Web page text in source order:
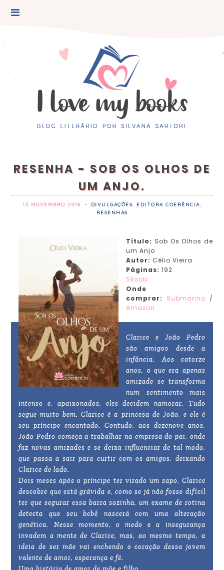
RESENHA - SOB OS OLHOS DE
UM ANJO.
15 NOVEMBRO 2018 • DIVULGAÇÕES, EDITORA COERÊNCIA,
RESENHAS
Título: Sob Os Olhos de
um Anjo
Autor: Célio Vieira
Páginas:192
Skoob
Onde
comprar:
Submarino /
Amazon
Clarice e João Pedro
são amigos desde a
infância. Aos catorze
anos, o que era apenas
amizade se transforma
num sentimento mais
intenso e, apaixonados, eles decidem namorar. Tudo
segue muito bem. Clarice é a princesa de João, e ele é
seu príncipe encantado. Contudo, aos dezenove anos,
João Pedro começa a trabalhar na empresa do pai, onde
faz novas amizades e se deixa influenciar de tal modo,
que passa a sair para curtir com os amigos, deixando
Clarice de lado.
Dois meses após o príncipe ter virado um sapo, Clarice
descobre que está grávida e, como se já não fosse difícil
ter que segurar essa barra sozinha, um exame de rotina
detecta que seu bebê nascerá com uma alteração
genética. Nesse momento, o medo e a insegurança
invadem a mente de Clarice, mas, ao mesmo tempo, a
ideia de ser mãe vai enchendo o coração dessa jovem
valente de amor, esperança e fé.